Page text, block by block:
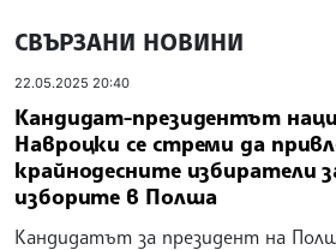
СВЪРЗАНИ НОВИНИ
22.05.2025 20:40
Кандидат-президентът
Навроцки се стреми да
крайнодесните избиратели
изборите в Полша
Кандидатът за президент на